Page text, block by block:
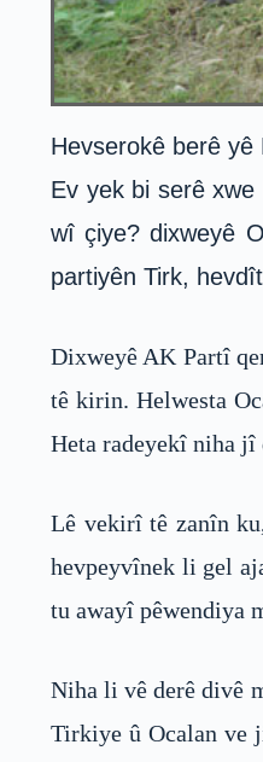
Hevserokê berê
Ev yek bi serê
wî çiye? dixweyê
partiyên Tirk,
Dixweyê AK Partî
tê kirin. Helwesta
Heta radeyekî niha jî
Lê vekirî tê zanîn
hevpeyvînek li gel
tu awayî pêwendiya
Niha li vê derê divê
Tirkiye û Ocalan ve